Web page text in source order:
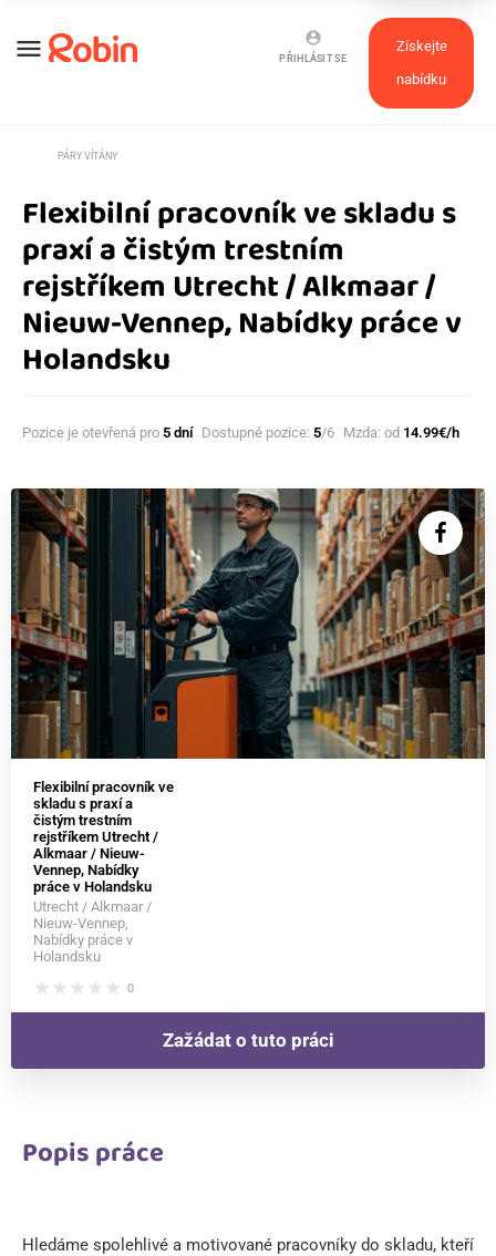
menu
Získejte
nabídku
account_circle
PŘIHLÁSIT SE
supervised_user_circle
PÁRY VÍTÁNY
Flexibilní pracovník ve skladu s
praxí a čistým trestním
rejstříkem Utrecht / Alkmaar /
Nieuw-Vennep, Nabídky práce v
Holandsku
Pozice je otevřená pro 5 dní Dostupné pozice: 5/6 Mzda: od 14.99€/h
Flexibilní pracovník ve
skladu s praxí a
čistým trestním
rejstříkem Utrecht /
Alkmaar / Nieuw-
Vennep, Nabídky
práce v Holandsku
Utrecht / Alkmaar /
Nieuw-Vennep,
Nabídky práce v
Holandsku
star star star star star 0
Zažádat o tuto práci
Popis práce
Hledáme spolehlivé a motivované pracovníky do skladu, kteří